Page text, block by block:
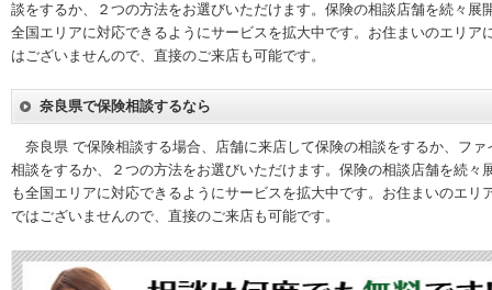
談をするか、２つの方法をお選びいただけます。保険の相談店舗を続々
全国エリアに対応できるようにサービスを拡大中です。お住まいのエリ
はございませんので、直接のご来店も可能です。
奈良県で保険相談するなら
奈良県 で保険相談する場合、店舗に来店して保険の相談をするか、フ
相談をするか、２つの方法をお選びいただけます。保険の相談店舗を続
も全国エリアに対応できるようにサービスを拡大中です。お住まいのエ
ではございませんので、直接のご来店も可能です。